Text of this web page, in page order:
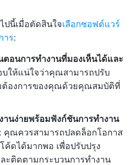
นี้เมื่อตัดสินใจเลือกซอฟต์แวร์
าร:
ตอนการทำงานที่มองเห็นได้และ
บให้แน่ใจว่าคุณสามารถปรับ
ต้องการของคุณด้วยคุณสมบัติที่
านง่ายพร้อมฟังก์ชันการทำงาน
: คุณควรสามารถปลดล็อกโอกาส
ค้ดได้มากพอ เพื่อปรับปรุง
ะติดตามกระบวนการทำงาน